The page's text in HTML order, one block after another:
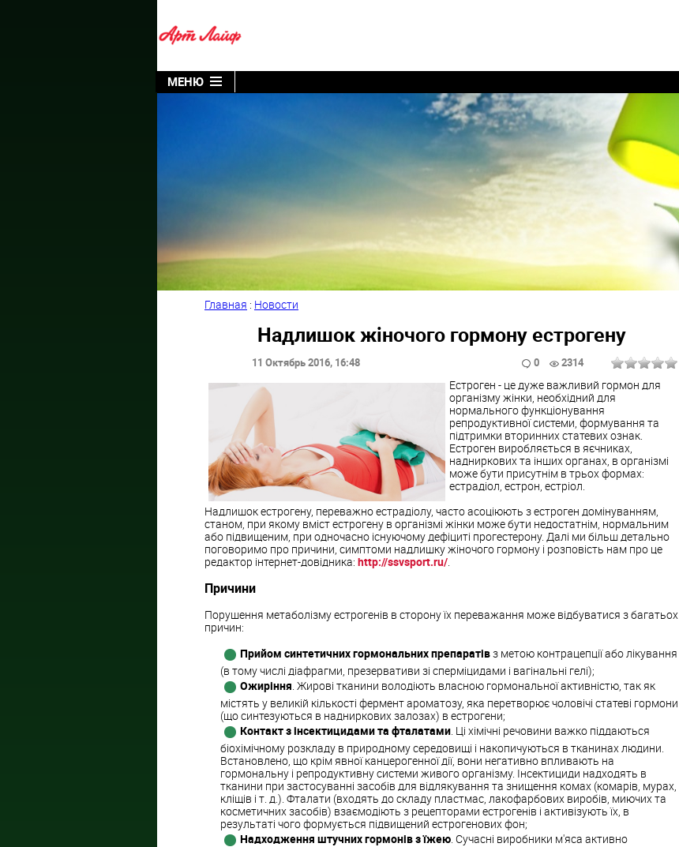
МЕНЮ
Главная : Новости
Надлишок жіночого гормону естрогену
11 Октябрь 2016, 16:48 0 2314
Естроген - це дуже важливий гормон для
організму жінки, необхідний для
нормального функціонування
репродуктивної системи, формування та
підтримки вторинних статевих ознак.
Естроген виробляється в яєчниках,
надниркових та інших органах, в організмі
може бути присутнім в трьох формах:
естрадіол, естрон, естріол.
Надлишок естрогену, переважно естрадіолу, часто асоціюють з естроген домінуванням,
станом, при якому вміст естрогену в організмі жінки може бути недостатнім, нормальним
або підвищеним, при одночасно існуючому дефіциті прогестерону. Далі ми більш детально
поговоримо про причини, симптоми надлишку жіночого гормону і розповість нам про це
редактор інтернет-довідника: http://ssvsport.ru/.
Причини
Порушення метаболізму естрогенів в сторону їх переважання може відбуватися з багатьох
причин:
Прийом синтетичних гормональних препаратівз метою контрацепції або лікування
(в тому числі діафрагми, презервативи зі сперміцидами і вагінальні гелі);
Ожиріння. Жирові тканини володіють власною гормональної активністю, так як
містять у великій кількості фермент ароматозу, яка перетворює чоловічі статеві гормони
(що синтезуються в надниркових залозах) в естрогени;
Контакт з інсектицидами та фталатами. Ці хімічні речовини важко піддаються
біохімічному розкладу в природному середовищі і накопичуються в тканинах людини.
Встановлено, що крім явної канцерогенної дії, вони негативно впливають на
гормональну і репродуктивну системи живого організму. Інсектициди надходять в
тканини при застосуванні засобів для відлякування та знищення комах (комарів, мурах,
кліщів і т. д.). Фталати (входять до складу пластмас, лакофарбових виробів, миючих та
косметичних засобів) взаємодіють з рецепторами естрогенів і активізують їх, в
результаті чого формується підвищений естрогенових фон;
Надходження штучних гормонів з їжею. Сучасні виробники м'яса активно